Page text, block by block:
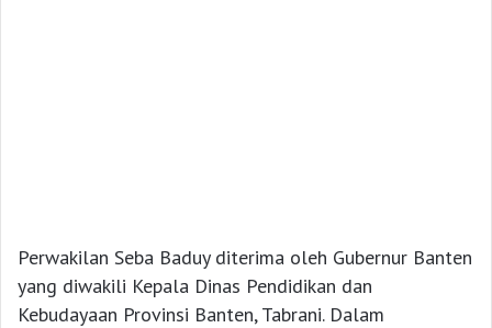
Perwakilan Seba Baduy diterima oleh Gubernur Banten
yang diwakili Kepala Dinas Pendidikan dan
Kebudayaan Provinsi Banten, Tabrani. Dalam